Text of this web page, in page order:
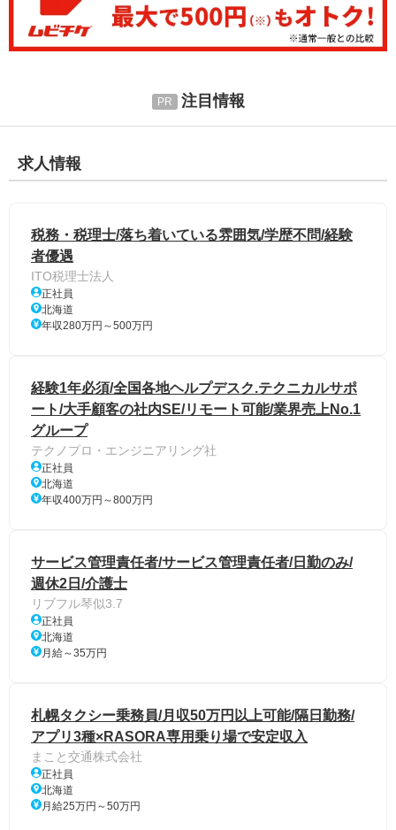
注目情報
求人情報
税務・税理士/落ち着いている雰囲気/学歴不問/経験
者優遇
ITO税理士法人
正社員
北海道
年収280万円～500万円
経験1年必須/全国各地ヘルプデスク.テクニカルサポ
ート/大手顧客の社内SE/リモート可能/業界売上No.1
グループ
テクノプロ・エンジニアリング社
正社員
北海道
年収400万円～800万円
サービス管理責任者/サービス管理責任者/日勤のみ/
週休2日/介護士
リブフル琴似3.7
正社員
北海道
月給～35万円
札幌タクシー乗務員/月収50万円以上可能/隔日勤務/
アプリ3種×RASORA専用乗り場で安定収入
まこと交通株式会社
正社員
北海道
月給25万円～50万円